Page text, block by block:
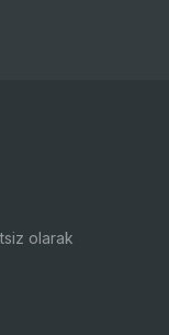
olarak